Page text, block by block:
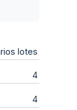
lotes
4
4